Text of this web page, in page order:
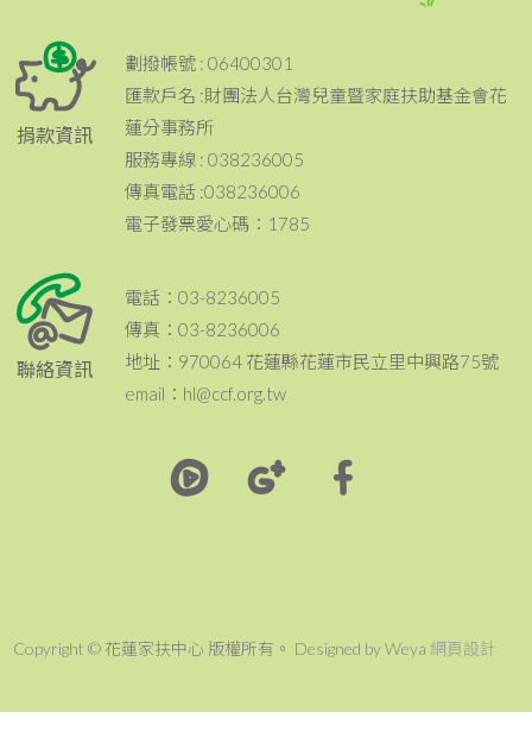
捐款資訊
劃撥帳號 : 06400301
匯款戶名 :財團法人台灣兒童暨家庭扶助基金會花
蓮分事務所
服務專線 : 038236005
傳真電話 :038236006
電子發票愛心碼：1785
聯絡資訊
電話：03-8236005
傳真：03-8236006
地址：970064 花蓮縣花蓮市民立里中興路75號
email：hl@ccf.org.tw
Copyright © 花蓮家扶中心 版權所有。 Designed by Weya 網頁設計